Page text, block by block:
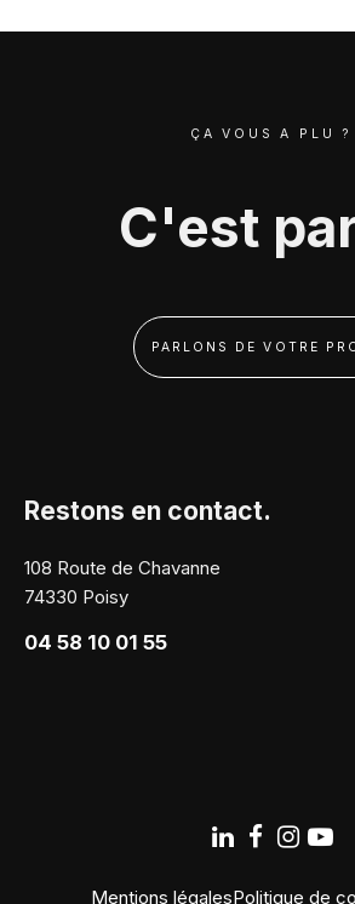
ÇA VOUS A PLU ?
C'est
PARLONS DE VOTRE
Restons en contact.
108 Route de Chavanne
74330 Poisy
04 58 10 01 55
Mentions légalesPolitique de